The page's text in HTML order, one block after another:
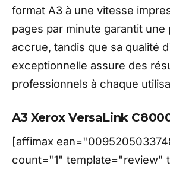
format A3 à une vitesse
pages par minute garantit une
accrue, tandis que sa qualité
exceptionnelle assure des
professionnels à chaque
A3 Xerox VersaLink
[affimax
count="1" template="review"